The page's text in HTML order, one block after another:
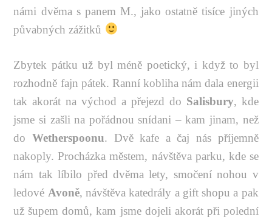
námi dvěma s panem M., jako ostatně tisíce jiných
půvabných zážitků
Zbytek pátku už byl méně poetický, i když to byl
rozhodně fajn pátek. Ranní kobliha nám dala energii
tak akorát na východ a přejezd do Salisbury, kde
jsme si zašli na pořádnou snídani – kam jinam, než
doWetherspoonu. Dvě kafe a čaj nás příjemně
nakoply. Procházka městem, návštěva parku, kde se
nám tak líbilo před dvěma lety, smočení nohou v
ledové Avoně, návštěva katedrály a gift shopu a pak
už šupem domů, kam jsme dojeli akorát při polední